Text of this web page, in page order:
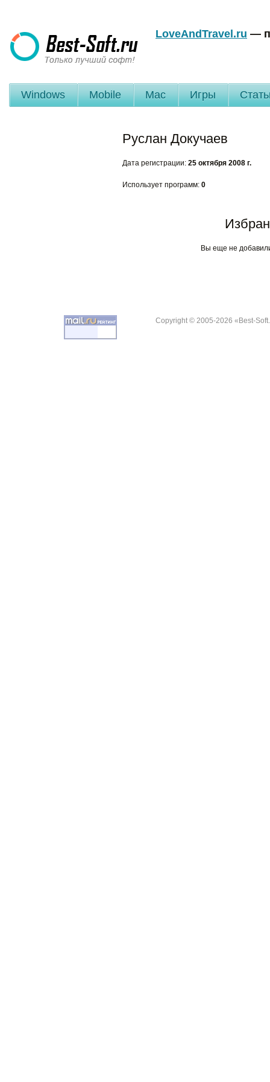
LoveAndTravel.ru —
Windows Mobile Mac Игры
Руслан Докучаев
Дата регистрации: 25 октября 2008 г.
Использует программ: 0
Вы еще не
Copyright © 2005-2026 «Best-